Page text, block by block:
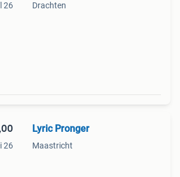
26 Drachten
26
Lyric Pronger
Maastricht